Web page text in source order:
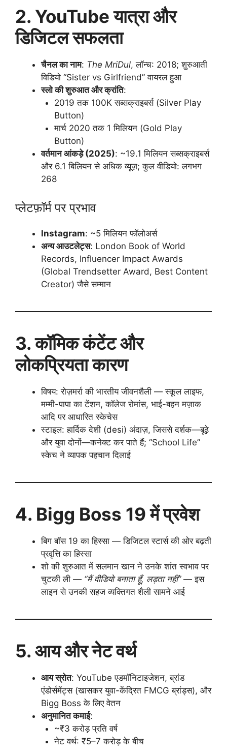
2. YouTube यात्रा और
डिजिटल सफलता
चैनल का नाम: The MriDul, लॉन्च: 2018; शुरुआती
विडियो “Sister vs Girlfriend” वायरल हुआ
स्लो की शुरुआत और क्रांति:
2019 तक 100K सब्सक्राइबर्स (Silver Play
Button)
मार्च 2020 तक 1 मिलियन (Gold Play
Button)
वर्तमान आंकड़े (2025): ~19.1 मिलियन सब्सक्राइबर्स
और 6.1 बिलियन से अधिक व्यूज़; कुल वीडियो: लगभग
268
प्लेटफ़ॉर्म पर प्रभाव
Instagram: ~5 मिलियन फॉलोअर्स
अन्य आउटलेट्स: London Book of World
Records, Influencer Impact Awards
(Global Trendsetter Award, Best Content
Creator) जैसे सम्मान
3. कॉमिक कंटेंट और
लोकप्रियता कारण
विषय: रोज़मर्रा की भारतीय जीवनशैली — स्कूल लाइफ,
मम्मी-पापा का टेंशन, कॉलेज रोमांस, भाई-बहन मज़ाक
आदि पर आधारित स्केचेस
स्टाइल: हार्दिक देशी (desi) अंदाज़, जिससे दर्शक—बूढ़े
और युवा दोनों—कनेक्ट कर पाते हैं; “School Life”
स्केच ने व्यापक पहचान दिलाई
4. Bigg Boss 19 में प्रवेश
बिग बॉस 19 का हिस्सा — डिजिटल स्टार्स की ओर बढ़ती
प्रवृत्ति का हिस्सा
शो की शुरुआत में सलमान खान ने उनके शांत स्वभाव पर
चुटकी ली — “मैं वीडियो बनाता हूँ, लड़ता नहीं”— इस
लाइन से उनकी सहज व्यक्तिगत शैली सामने आई
5. आय और नेट वर्थ
आय स्रोत: YouTube एडमॉनिटाइजेशन, ब्रांड
एंडोर्समेंट्स (खासकर युवा-केंद्रित FMCG ब्रांड्स), और
Bigg Boss के लिए वेतन
अनुमानित कमाई:
~₹3 करोड़ प्रति वर्ष
नेट वर्थ: ₹5–7 करोड़ के बीच